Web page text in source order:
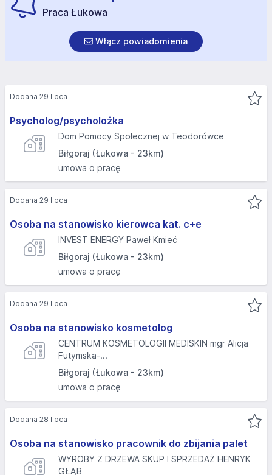
Praca Łukowa
Włącz powiadomienia
Psycholog/psycholożka
Dom Pomocy Społecznej w Teodorówce
Biłgoraj (Łukowa - 23km)
umowa o pracę
Dodana 29 lipca
Osoba na stanowisko kierowca kat. c+e
INVEST ENERGY Paweł Kmieć
Biłgoraj (Łukowa - 23km)
umowa o pracę
Dodana 29 lipca
Osoba na stanowisko kosmetolog
CENTRUM KOSMETOLOGII MEDISKIN mgr Alicja
Futymska-...
Biłgoraj (Łukowa - 23km)
umowa o pracę
Dodana 29 lipca
Osoba na stanowisko pracownik do zbijania palet
WYROBY Z DRZEWA SKUP I SPRZEDAŻ HENRYK
GŁĄB
Dodana 28 lipca